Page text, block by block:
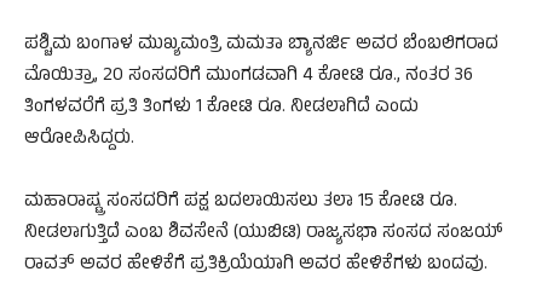
ಪಶ್ಚಿಮ ಬಂಗಾಳ ಮುಖ್ಯಮಂತ್ರಿ ಮಮತಾ ಬ್ಯಾನರ್ಜಿ ಅವರ ಬೆಂಬಲಿಗರಾದ
ಮೊಯಿತ್ರಾ, 20 ಸಂಸದರಿಗೆ ಮುಂಗಡವಾಗಿ 4 ಕೋಟಿ ರೂ., ನಂತರ 36
ತಿಂಗಳವರೆಗೆ ಪ್ರತಿ ತಿಂಗಳು 1 ಕೋಟಿ ರೂ. ನೀಡಲಾಗಿದೆ ಎಂದು
ಆರೋಪಿಸಿದ್ದರು.
ಮಹಾರಾಷ್ಟ್ರ ಸಂಸದರಿಗೆ ಪಕ್ಷ ಬದಲಾಯಿಸಲು ತಲಾ 15 ಕೋಟಿ ರೂ.
ನೀಡಲಾಗುತ್ತಿದೆ ಎಂಬ ಶಿವಸೇನೆ (ಯುಬಿಟಿ) ರಾಜ್ಯಸಭಾ ಸಂಸದ ಸಂಜಯ್
ರಾವತ್ ಅವರ ಹೇಳಿಕೆಗೆ ಪ್ರತಿಕ್ರಿಯೆಯಾಗಿ ಅವರ ಹೇಳಿಕೆಗಳು ಬಂದವು.